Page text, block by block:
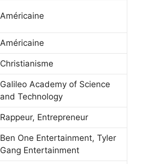
Américaine
Américaine
Christianisme
Galileo Academy of Science
and Technology
Rappeur, Entrepreneur
Ben One Entertainment, Tyler
Gang Entertainment